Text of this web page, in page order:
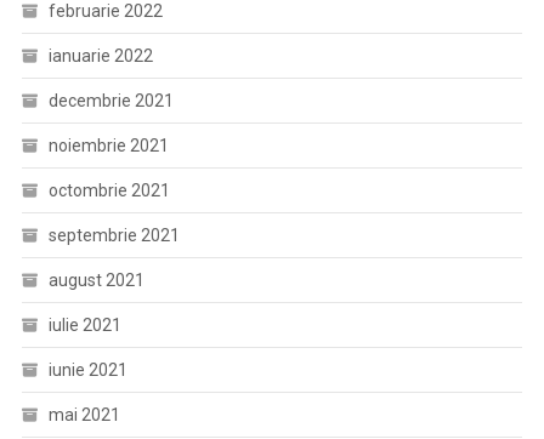
februarie 2022
ianuarie 2022
decembrie 2021
noiembrie 2021
octombrie 2021
septembrie 2021
august 2021
iulie 2021
iunie 2021
mai 2021